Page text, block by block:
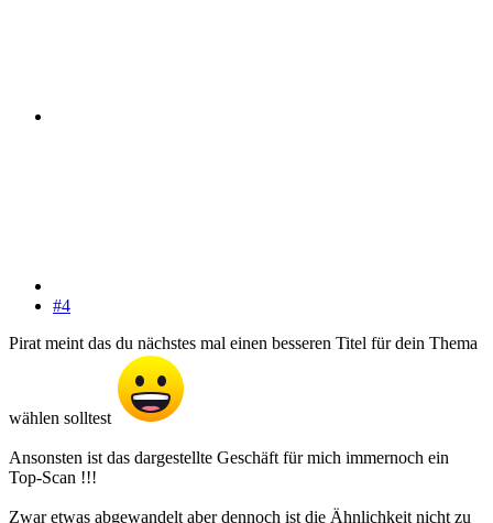
#4
Pirat meint das du nächstes mal einen besseren Titel für dein Thema
wählen solltest
Ansonsten ist das dargestellte Geschäft für mich immernoch ein
Top-Scan !!!
Zwar etwas abgewandelt aber dennoch ist die Ähnlichkeit nicht zu